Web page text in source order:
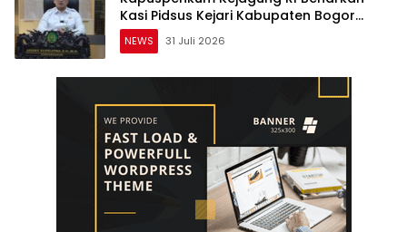
Kasi Pidsus Kejari Kabupaten Bogor
Jalani Pemeriksaan
NEWS 31 Juli 2026